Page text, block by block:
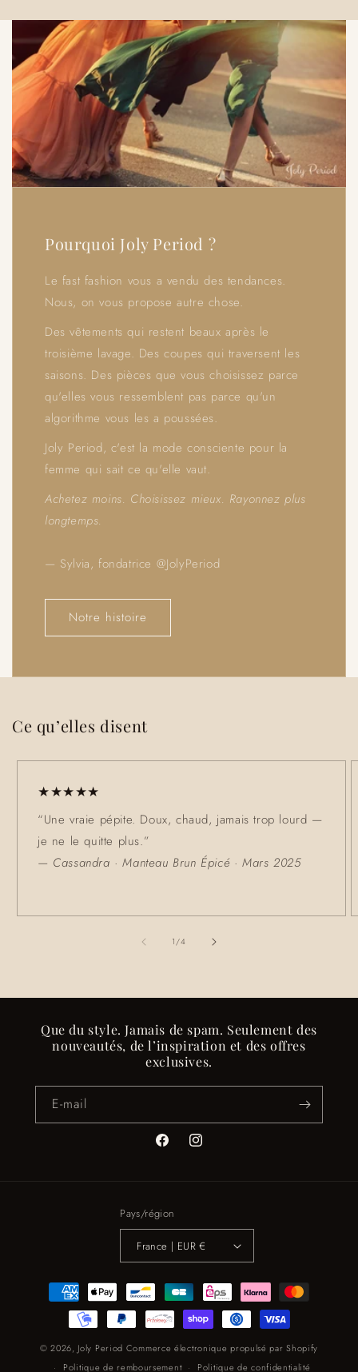
Pourquoi Joly Period ?
Le fast fashion vous a vendu des tendances.
Nous, on vous propose autre chose.
Des vêtements qui restent beaux après le
troisième lavage. Des coupes qui traversent les
saisons. Des pièces que vous choisissez parce
qu'elles vous ressemblent pas parce qu'un
algorithme vous les a poussées.
Joly Period, c'est la mode consciente pour la
femme qui sait ce qu'elle vaut.
Achetez moins. Choisissez mieux. Rayonnez plus
longtemps.
— Sylvia, fondatrice @JolyPeriod
Notre histoire
Ce qu’elles disent
★★★★★
“Une vraie pépite. Doux, chaud, jamais trop lourd —
je ne le quitte plus.”
— Cassandra · Manteau Brun Épicé · Mars 2025
1/de
4
Que du style. Jamais de spam. Seulement des
nouveautés, de l’inspiration et des offres
exclusives.
E-mail
FacebookInstagram
Pays/région
France | EUR €
Moyens
paiement
© 2026, Joly Period Commerce électronique propulsé par Shopify
Politique de remboursement
Politique de confidentialité